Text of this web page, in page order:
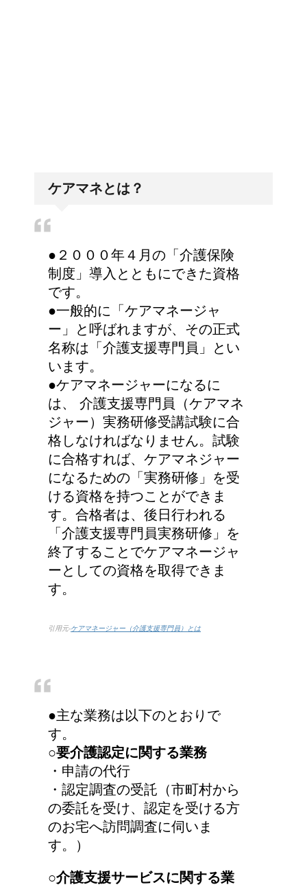
ケアマネとは？
●２０００年４月の「介護保険
制度」導入とともにできた資格
です。
●一般的に「ケアマネージャ
ー」と呼ばれますが、その正式
名称は「介護支援専門員」とい
います。
●ケアマネージャーになるに
は、 介護支援専門員（ケアマネ
ジャー）実務研修受講試験に合
格しなければなりません。試験
に合格すれば、ケアマネジャー
になるための「実務研修」を受
ける資格を持つことができま
す。合格者は、後日行われる
「介護支援専門員実務研修」を
終了することでケアマネージャ
ーとしての資格を取得できま
す。
引用元-ケアマネージャー（介護支援専門員）とは
●主な業務は以下のとおりで
す。
○要介護認定に関する業務
・申請の代行
・認定調査の受託（市町村から
の委託を受け、認定を受ける方
のお宅へ訪問調査に伺いま
す。）
○介護支援サービスに関する業